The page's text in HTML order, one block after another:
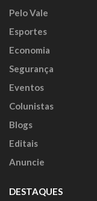
Pelo Vale
Esportes
Economia
Segurança
Eventos
Colunistas
Blogs
Editais
Anuncie
DESTAQUES